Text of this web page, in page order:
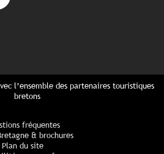
l’ensemble des partenaires touristiques
bretons
fréquentes
& brochures
Plan du site